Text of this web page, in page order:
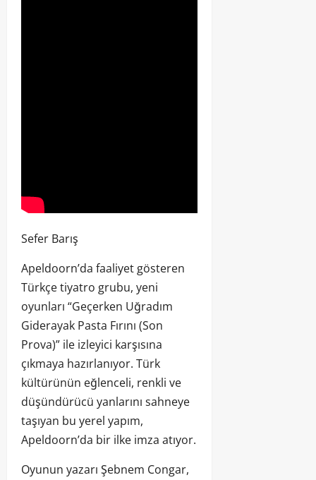
Sefer Barış
Apeldoorn’da faaliyet gösteren
Türkçe tiyatro grubu, yeni
oyunları “Geçerken Uğradım
Giderayak Pasta Fırını (Son
Prova)” ile izleyici karşısına
çıkmaya hazırlanıyor. Türk
kültürünün eğlenceli, renkli ve
düşündürücü yanlarını sahneye
taşıyan bu yerel yapım,
Apeldoorn’da bir ilke imza atıyor.
Oyunun yazarı Şebnem Congar,